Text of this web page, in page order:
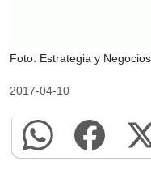
Foto: Estrategia y Negocios
2017-04-10